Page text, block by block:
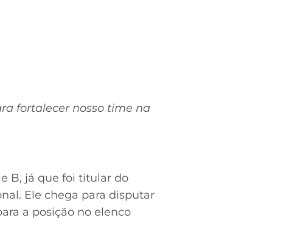
fortalecer nosso time na
B, já que foi titular do
Ele chega para disputar
a posição no elenco